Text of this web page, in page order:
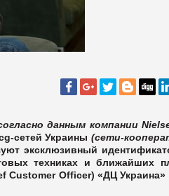
данным компании
сетей Украины (сети-
эксклюзивный
техниках и ближайших
Customer Officer) «ДЦ Украина»